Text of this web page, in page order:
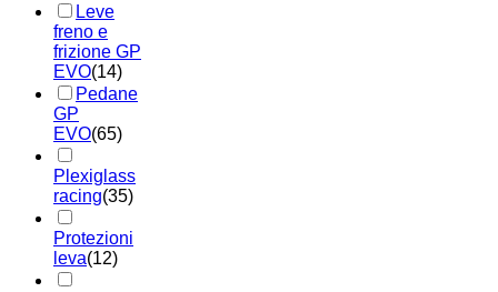
Leve
freno e
frizione GP
EVO(14)
Pedane
GP
EVO(65)
Plexiglass
racing(35)
Protezioni
leva(12)